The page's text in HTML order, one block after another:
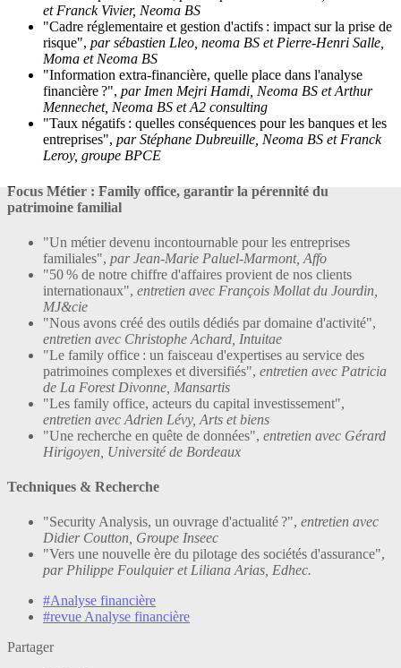
et Franck Vivier, Neoma BS
"Cadre réglementaire et gestion d'actifs : impact sur la prise de
risque", par sébastien Lleo, neoma BS et Pierre-Henri Salle,
Moma et Neoma BS
"Information extra-financière, quelle place dans l'analyse
financière ?", par Imen Mejri Hamdi, Neoma BS et Arthur
Mennechet, Neoma BS et A2 consulting
"Taux négatifs : quelles conséquences pour les banques et les
entreprises", par Stéphane Dubreuille, Neoma BS et Franck
Leroy, groupe BPCE
Focus Métier : Family office, garantir la pérennité du
patrimoine familial
"Un métier devenu incontournable pour les entreprises
familiales", par Jean-Marie Paluel-Marmont, Affo
"50 % de notre chiffre d'affaires provient de nos clients
internationaux", entretien avec François Mollat du Jourdin,
MJ&cie
"Nous avons créé des outils dédiés par domaine d'activité",
entretien avec Christophe Achard, Intuitae
"Le family office : un faisceau d'expertises au service des
patrimoines complexes et diversifiés", entretien avec Patricia
de La Forest Divonne, Mansartis
"Les family office, acteurs du capital investissement",
entretien avec Adrien Lévy, Arts et biens
"Une recherche en quête de données", entretien avec Gérard
Hirigoyen, Université de Bordeaux
Techniques & Recherche
"Security Analysis, un ouvrage d'actualité ?", entretien avec
Didier Coutton, Groupe Inseec
"Vers une nouvelle ère du pilotage des sociétés d'assurance",
par Philippe Foulquier et Liliana Arias, Edhec.
#Analyse financière
#revue Analyse financière
Partager